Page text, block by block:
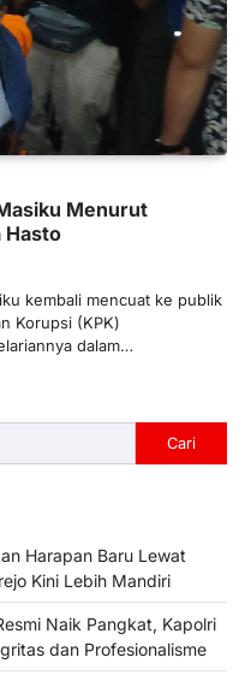
Menurut
Hasto
kembali mencuat ke publik
Korupsi (KPK)
dalam…
Cari
Harapan Baru Lewat
Kini Lebih Mandiri
Naik Pangkat, Kapolri
dan Profesionalisme